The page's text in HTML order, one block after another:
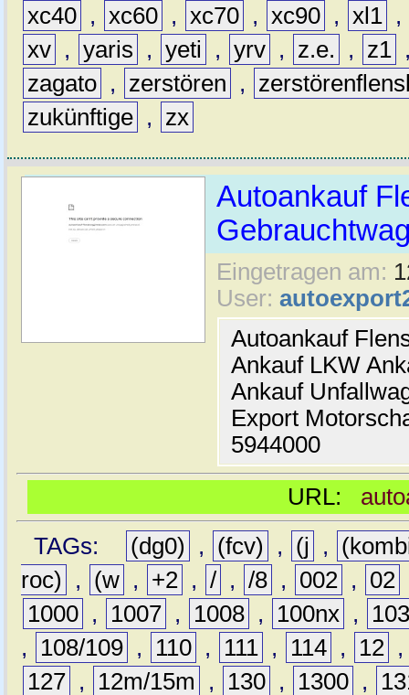
xc40 , xc60 , xc70 , xc90 , xl1 ,
xv , yaris , yeti , yrv , z.e. , z1
zagato , zerstören ,
zukünftige , zx
Autoankauf
Eingetragen am:
User:
Autoankauf
Ankauf LKW
Ankauf
Export
5944000
URL:
TAGs:
(dg0) , (fcv) , (j ,
roc)
, (w , +2 , / , /8 , 002 , 02
1000 , 1007 , 1008 , 100nx ,
,
108/109 , 110 , 111 , 114 , 12
127 , 12m/15m , 130 , 1300 ,